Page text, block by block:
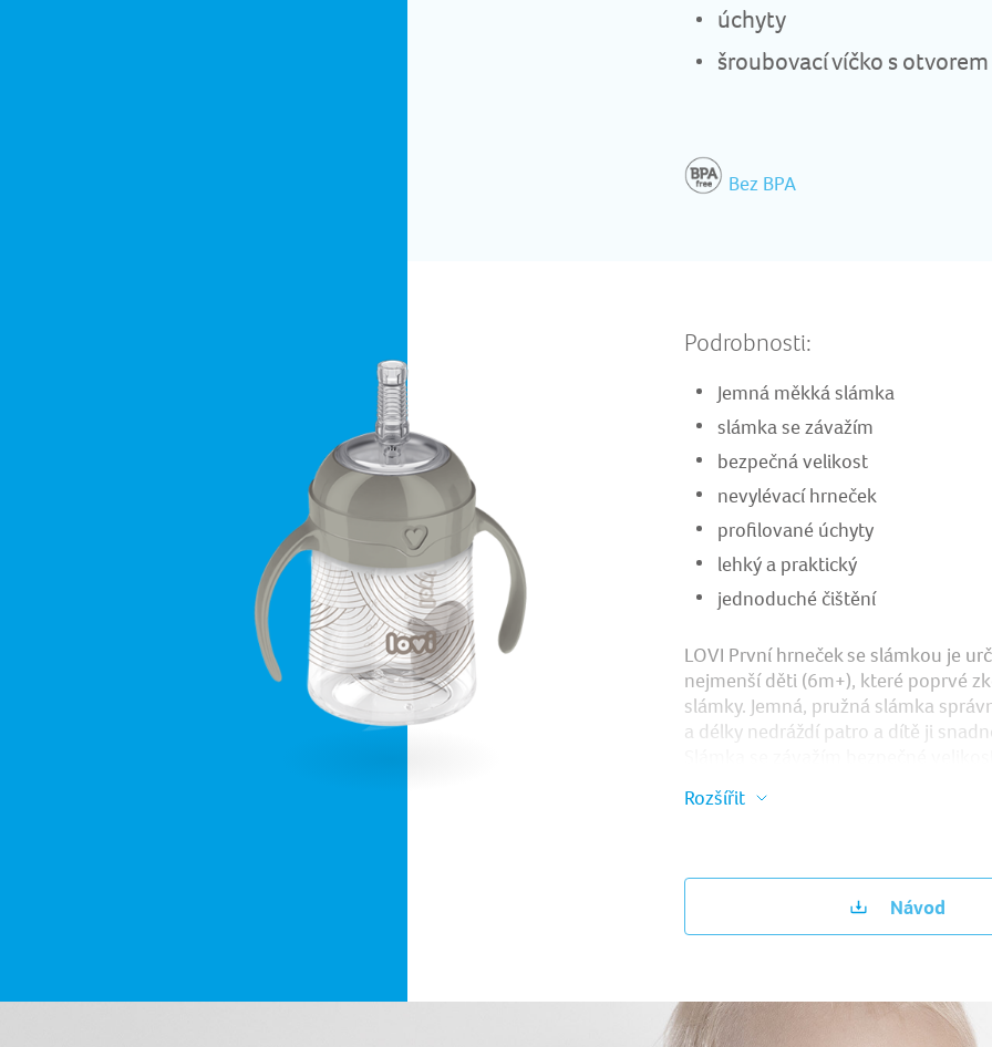
úchyty
šroubovací víčko s
Bez BPA
Podrobnosti:
Jemná měkká slámka
slámka se závažím
bezpečná velikost
nevylévací hrneček
profilované úchyty
lehký a praktický
jednoduché čištění
LOVI První hrneček se slámkou je
nejmenší děti (6m+), které poprvé
slámky. Jemná, pružná slámka
a délky nedráždí patro a dítě ji
Malá velikost hrnku (150 ml) a
Rozšířit
Návod